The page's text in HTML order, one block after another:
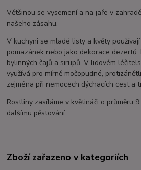
Většinou se vysemení a na jaře v
našeho zásahu.
V kuchyni se mladé listy a květy
pomazánek nebo jako dekorace dezertů.
bylinných čajů a sirupů. V lidovém
využívá pro mírně močopudné,
zejména při nemocech dýchacích cest a
Rostliny zasíláme v květináči o průměru
dalšímu pěstování.
Zboží zařazeno v kategoriích